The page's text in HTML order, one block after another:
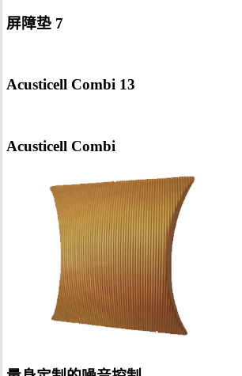
屏障垫 7
Acusticell Combi 13
Acusticell Combi